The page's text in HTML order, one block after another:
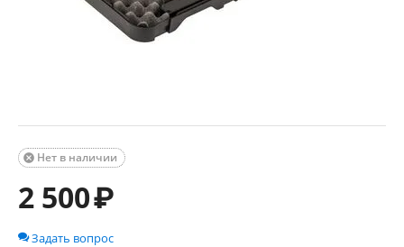
Нет в наличии

2 500₽
Задать вопрос